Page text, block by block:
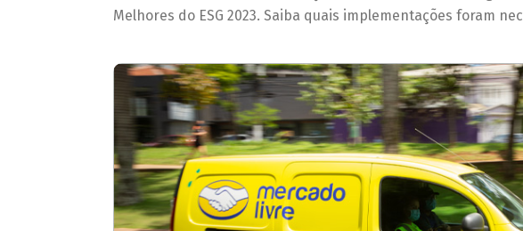
Melhores do ESG 2023. Saiba quais implementações foram